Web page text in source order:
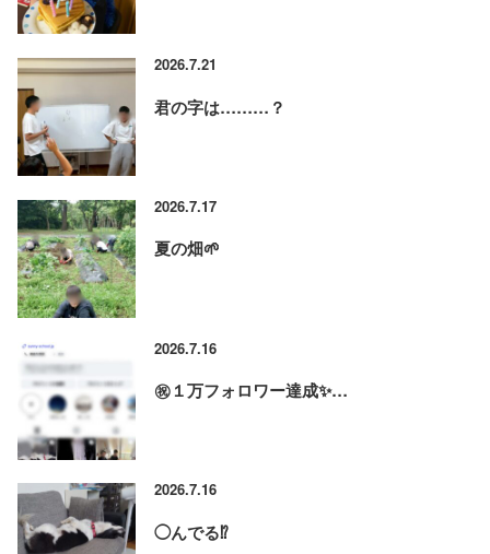
2026.7.21
君の字は………？
2026.7.17
夏の畑🌱
2026.7.16
㊗️１万フォロワー達成✨…
2026.7.16
◯んでる⁉️